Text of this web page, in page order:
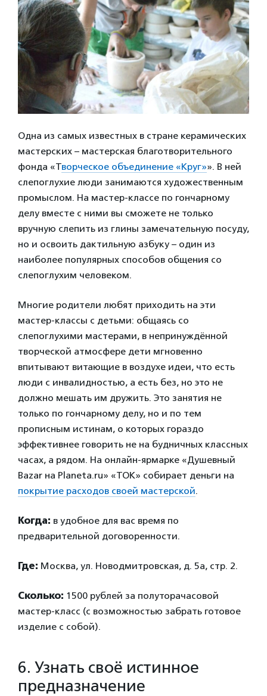
Одна из самых известных в стране керамических
мастерских – мастерская благотворительного
фонда «Творческое объединение «Круг»». В ней
слепоглухие люди занимаются художественным
промыслом. На мастер-классе по гончарному
делу вместе с ними вы сможете не только
вручную слепить из глины замечательную посуду,
но и освоить дактильную азбуку – один из
наиболее популярных способов общения со
слепоглухим человеком.
Многие родители любят приходить на эти
мастер-классы с детьми: общаясь со
слепоглухими мастерами, в непринуждённой
творческой атмосфере дети мгновенно
впитывают витающие в воздухе идеи, что есть
люди с инвалидностью, а есть без, но это не
должно мешать им дружить. Это занятия не
только по гончарному делу, но и по тем
прописным истинам, о которых гораздо
эффективнее говорить не на будничных классных
часах, а рядом. На онлайн-ярмарке «Душевный
Bazar на Planeta.ru» «ТОК» собирает деньги на
покрытие расходов своей мастерской.
Когда: в удобное для вас время по
предварительной договоренности.
Где: Москва, ул. Новодмитровская, д. 5а, стр. 2.
Сколько: 1500 рублей за полуторачасовой
мастер-класс (с возможностью забрать готовое
изделие с собой).
6. Узнать своё истинное
предназначение